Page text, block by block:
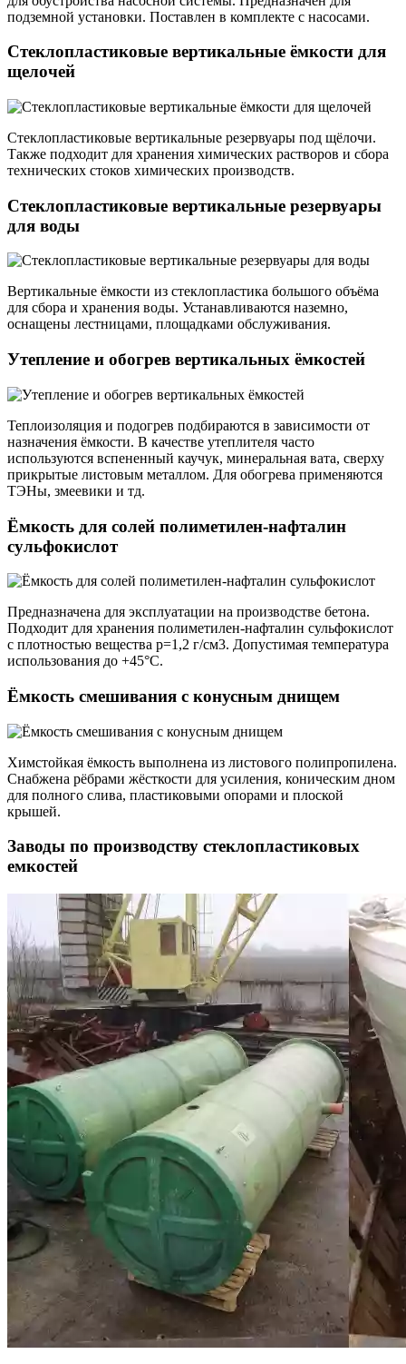
подземной установки. Поставлен в комплекте с насосами.
Стеклопластиковые вертикальные ёмкости для
щелочей
Стеклопластиковые вертикальные резервуары под щёлочи.
Также подходит для хранения химических растворов и сбора
технических стоков химических производств.
Стеклопластиковые вертикальные резервуары
для воды
Вертикальные ёмкости из стеклопластика большого объёма
для сбора и хранения воды. Устанавливаются наземно,
оснащены лестницами, площадками обслуживания.
Утепление и обогрев вертикальных ёмкостей
Теплоизоляция и подогрев подбираются в зависимости от
назначения ёмкости. В качестве утеплителя часто
используются вспененный каучук, минеральная вата, сверху
прикрытые листовым металлом. Для обогрева применяются
ТЭНы, змеевики и тд.
Ёмкость для солей полиметилен-нафталин
сульфокислот
Предназначена для эксплуатации на производстве бетона.
Подходит для хранения полиметилен-нафталин сульфокислот
с плотностью вещества p=1,2 г/см3. Допустимая температура
использования до +45°С.
Ёмкость смешивания с конусным днищем
Химстойкая ёмкость выполнена из листового полипропилена.
Снабжена рёбрами жёсткости для усиления, коническим дном
для полного слива, пластиковыми опорами и плоской
крышей.
Заводы по производству стеклопластиковых
емкостей